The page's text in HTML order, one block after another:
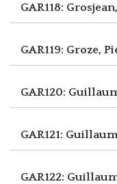
GAR118:
GAR119: Groze,
GAR120:
GAR121:
GAR122: